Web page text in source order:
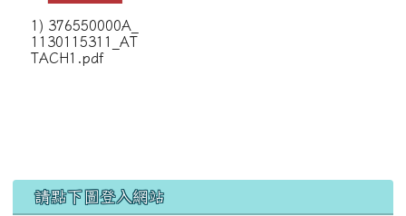
1) 376550000A_
1130115311_AT
TACH1.pdf
左邊區域內容
請點下圖登入網站